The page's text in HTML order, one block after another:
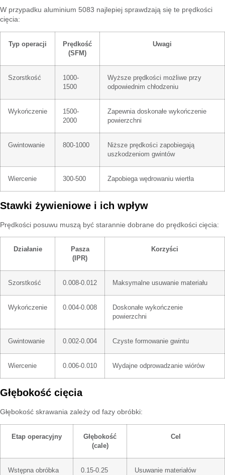
W przypadku aluminium 5083 najlepiej sprawdzają się te prędkości
cięcia:
Typ operacji
Prędkość
(SFM)
Uwagi
Szorstkość
1000-
1500
Wyższe prędkości możliwe przy
odpowiednim chłodzeniu
Wykończenie
1500-
2000
Zapewnia doskonałe wykończenie
powierzchni
Gwintowanie 800-1000
Niższe prędkości zapobiegają
uszkodzeniom gwintów
Wiercenie 300-500 Zapobiega wędrowaniu wiertła
Stawki żywieniowe i ich wpływ
Prędkości posuwu muszą być starannie dobrane do prędkości cięcia:
Działanie
Pasza
(IPR)
Korzyści
Szorstkość 0.008-0.012 Maksymalne usuwanie materiału
Wykończenie 0.004-0.008
Doskonałe wykończenie
powierzchni
Gwintowanie 0.002-0.004 Czyste formowanie gwintu
Wiercenie 0.006-0.010 Wydajne odprowadzanie wiórów
Głębokość cięcia
Głębokość skrawania zależy od fazy obróbki:
Etap operacyjny
Głębokość
(cale)
Cel
Wstępna obróbka
0.15-0.25
Usuwanie materiałów